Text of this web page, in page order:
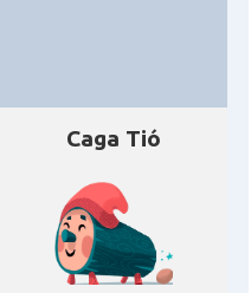
a New Orleans
a ORLANDO
Caga Tió